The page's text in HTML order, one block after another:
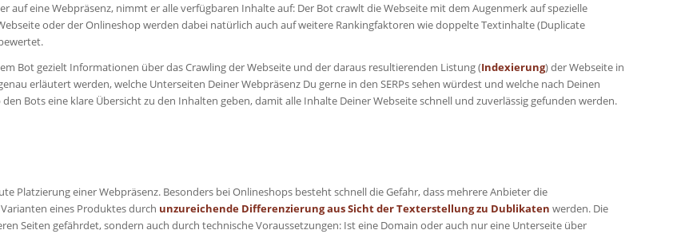
auf eine Webpräsenz, nimmt er alle verfügbaren Inhalte auf: Der Bot crawlt die Webseite mit dem Augenmerk auf spezielle
oder der Onlineshop werden dabei natürlich auch auf weitere Rankingfaktoren wie doppelte Textinhalte (Duplicate
Bot gezielt Informationen über das Crawling der Webseite und der daraus resultierenden Listung (Indexierung) der Webseite in
erläutert werden, welche Unterseiten Deiner Webpräsenz Du gerne in den SERPs sehen würdest und welche nach Deinen
Bots eine klare Übersicht zu den Inhalten geben, damit alle Inhalte Deiner Webseite schnell und zuverlässig gefunden werden.
Platzierung einer Webpräsenz. Besonders bei Onlineshops besteht schnell die Gefahr, dass mehrere Anbieter die
eines Produktes durch unzureichende Differenzierung aus Sicht der Texterstellung zu Dublikaten werden. Die
Seiten gefährdet, sondern auch durch technische Voraussetzungen: Ist eine Domain oder auch nur eine Unterseite über